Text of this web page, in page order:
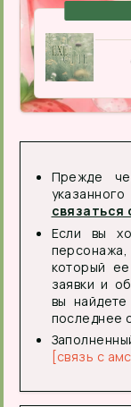
Прежде
связаться
Если вы
который
заявки и
вы
последнее
[связь с